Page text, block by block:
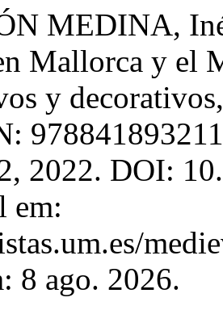
MEDINA,
Mallorca y el
y
2022. DOI:
em:
8 ago. 2026.